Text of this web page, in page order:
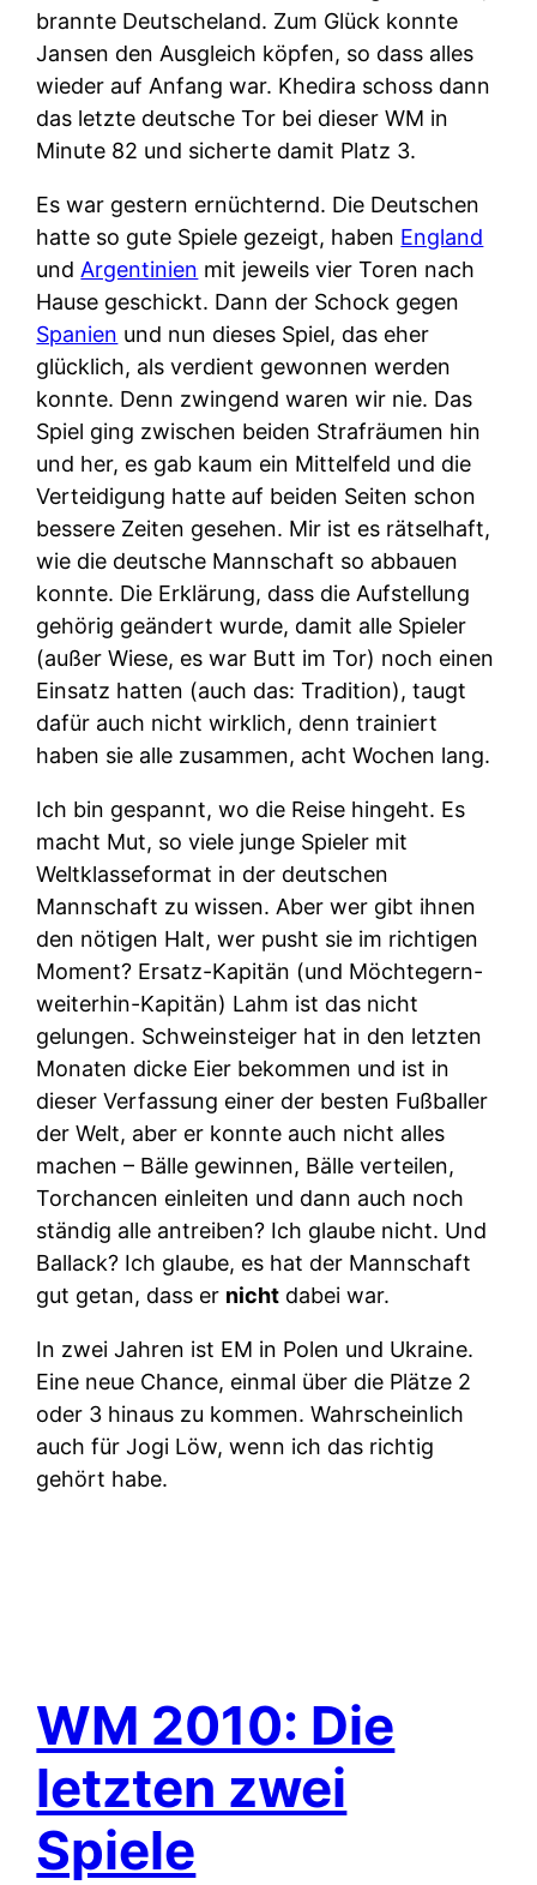
brannte Deutscheland. Zum Glück konnte
Jansen den Ausgleich köpfen, so dass alles
wieder auf Anfang war. Khedira schoss dann
das letzte deutsche Tor bei dieser WM in
Minute 82 und sicherte damit Platz 3.
Es war gestern ernüchternd. Die Deutschen
hatte so gute Spiele gezeigt, haben England
und Argentinien mit jeweils vier Toren nach
Hause geschickt. Dann der Schock gegen
Spanien und nun dieses Spiel, das eher
glücklich, als verdient gewonnen werden
konnte. Denn zwingend waren wir nie. Das
Spiel ging zwischen beiden Strafräumen hin
und her, es gab kaum ein Mittelfeld und die
Verteidigung hatte auf beiden Seiten schon
bessere Zeiten gesehen. Mir ist es rätselhaft,
wie die deutsche Mannschaft so abbauen
konnte. Die Erklärung, dass die Aufstellung
gehörig geändert wurde, damit alle Spieler
(außer Wiese, es war Butt im Tor) noch einen
Einsatz hatten (auch das: Tradition), taugt
dafür auch nicht wirklich, denn trainiert
haben sie alle zusammen, acht Wochen lang.
Ich bin gespannt, wo die Reise hingeht. Es
macht Mut, so viele junge Spieler mit
Weltklasseformat in der deutschen
Mannschaft zu wissen. Aber wer gibt ihnen
den nötigen Halt, wer pusht sie im richtigen
Moment? Ersatz-Kapitän (und Möchtegern-
weiterhin-Kapitän) Lahm ist das nicht
gelungen. Schweinsteiger hat in den letzten
Monaten dicke Eier bekommen und ist in
dieser Verfassung einer der besten Fußballer
der Welt, aber er konnte auch nicht alles
machen – Bälle gewinnen, Bälle verteilen,
Torchancen einleiten und dann auch noch
ständig alle antreiben? Ich glaube nicht. Und
Ballack? Ich glaube, es hat der Mannschaft
gut getan, dass er nicht dabei war.
In zwei Jahren ist EM in Polen und Ukraine.
Eine neue Chance, einmal über die Plätze 2
oder 3 hinaus zu kommen. Wahrscheinlich
auch für Jogi Löw, wenn ich das richtig
gehört habe.
WM 2010: Die
letzten zwei
Spiele